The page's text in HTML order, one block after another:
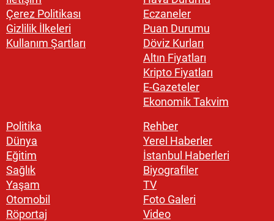
Çerez Politikası
Gizlilik İlkeleri
Kullanım Şartları
Eczaneler
Puan Durumu
Döviz Kurları
Altın Fiyatları
Kripto Fiyatları
E-Gazeteler
Ekonomik Takvim
Politika
Dünya
Eğitim
Sağlık
Yaşam
Otomobil
Röportaj
Rehber
Yerel Haberler
İstanbul Haberleri
Biyografiler
TV
Foto Galeri
Video